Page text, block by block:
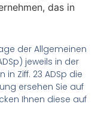
das in
der Allgemeinen
jeweils in der
Ziff. 23 ADSp die
ersehen Sie auf
Ihnen diese auf